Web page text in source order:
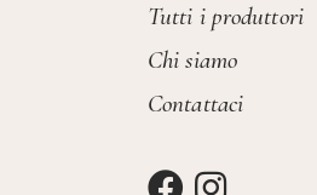
Tutti i produttori
Chi siamo
Contattaci